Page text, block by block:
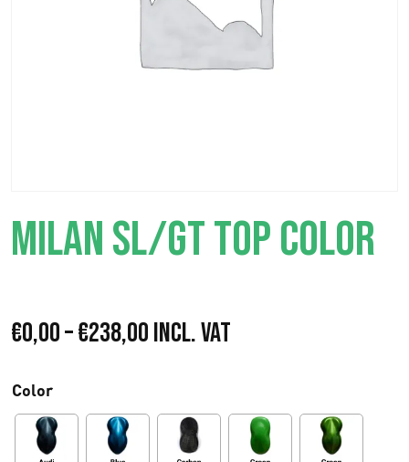
MILAN SL/GT TOP COLOR
€0,00–€238,00Incl. VAT
Color